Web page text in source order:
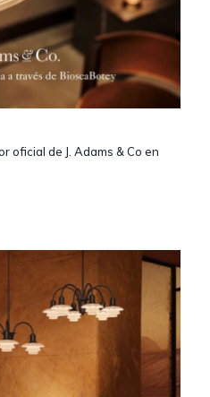
oficial de J. Adams & Co en